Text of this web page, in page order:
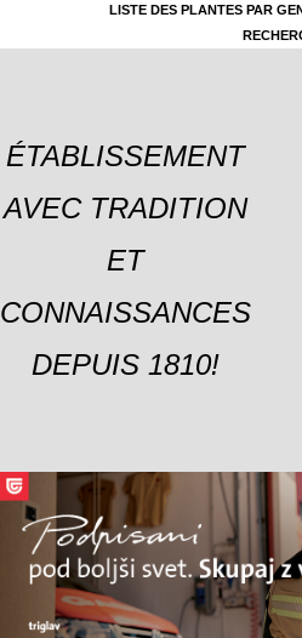
LISTE DES PLANTES PAR
ÉTABLISSEMENT
AVEC TRADITION
ET
CONNAISSANCES
DEPUIS 1810!